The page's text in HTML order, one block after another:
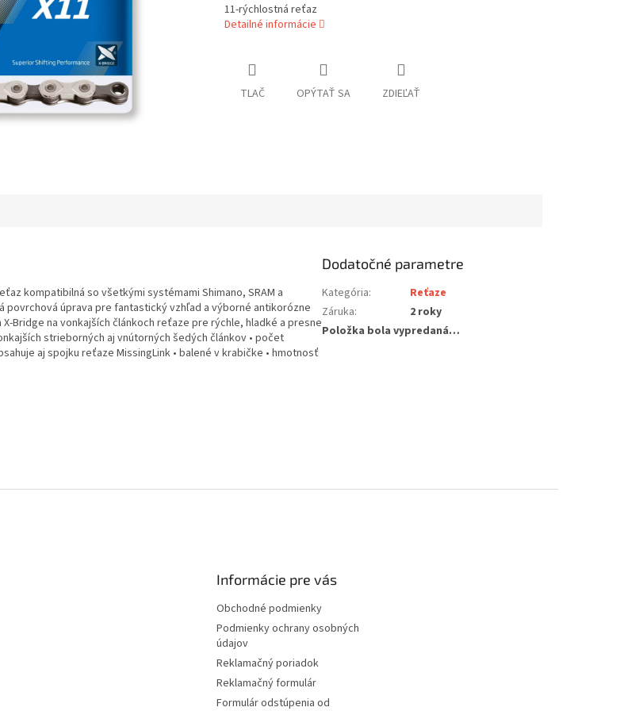
11-rýchlostná reťaz
Detailné informácie
TLAČ OPÝTAŤ SA ZDIEĽAŤ
kompatibilná so všetkými systémami Shimano, SRAM a
povrchová úprava pre fantastický vzhľad a výborné antikorózne
Bridge na vonkajších článkoch reťaze pre rýchle, hladké a presne
strieborných aj vnútorných šedých článkov • počet
aj spojku reťaze MissingLink • balené v krabičke • hmotnosť
Dodatočné parametre
Kategória:
Reťaze
Záruka:
2 roky
Položka bola vypredaná…
Informácie pre vás
Obchodné podmienky
Podmienky ochrany osobných
údajov
Reklamačný poriadok
Reklamačný formulár
Formulár odstúpenia od